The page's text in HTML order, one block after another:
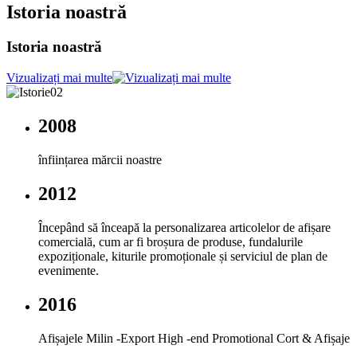
Istoria noastră
Istoria noastră
Vizualizați mai multe
2008
înființarea mărcii noastre
2012
Începând să înceapă la personalizarea articolelor de afișare
comercială, cum ar fi broșura de produse, fundalurile
expoziționale, kiturile promoționale și serviciul de plan de
evenimente.
2016
Afișajele Milin -Export High -end Promotional Cort & Afișaje